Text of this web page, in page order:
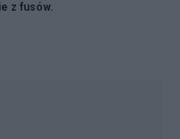
z fusów.